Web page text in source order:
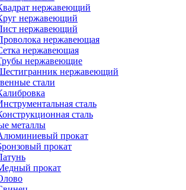
нержавеющий
нержавеющий
нержавеющий
нержавеющая
нержавеющая
нержавеющие
нержавеющий
стали
сталь
сталь
металлы
прокат
прокат
прокат